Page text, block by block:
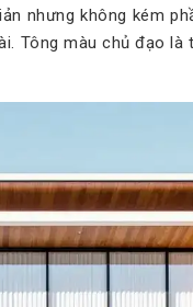
nhưng không kém
Tông màu chủ đạo